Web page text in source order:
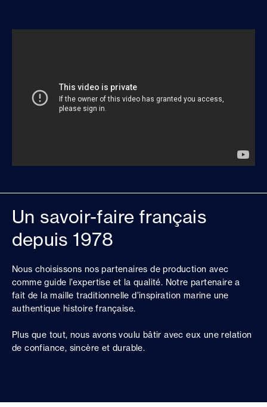
Un savoir-faire français
depuis 1978
Nous choisissons nos partenaires de production avec
comme guide l’expertise et la qualité. Notre partenaire a
fait de la maille traditionnelle d’inspiration marine une
authentique histoire française.
Plus que tout, nous avons voulu bâtir avec eux une relation
de confiance, sincère et durable.